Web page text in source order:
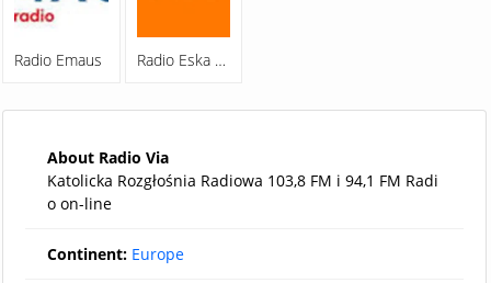
Radio Emaus Radio Eska Opole
About Radio Via
Katolicka Rozgłośnia Radiowa 103,8 FM i 94,1 FM Radi
o on-line
Continent: Europe